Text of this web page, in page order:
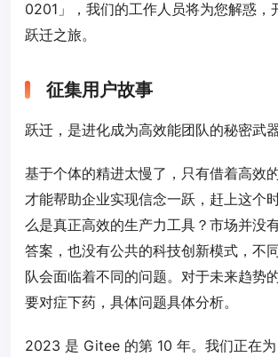
0201」，我们的工作人员将为您解惑，
跃迁之旅。
征集用户故事
跃迁，是进化成为高效能团队的秘密武器
基于个体的精进太慢了，只有借着高效
才能帮助企业实现信念一跃，赶上这个
么是真正高效的生产力工具？市场并没
答案，也没有公共的科技创新模式，不
队会面临着不同的问题。对于未来趋势
要对症下药，具体问题具体分析。
2023 是 Gitee 的第 10 年。我们正在